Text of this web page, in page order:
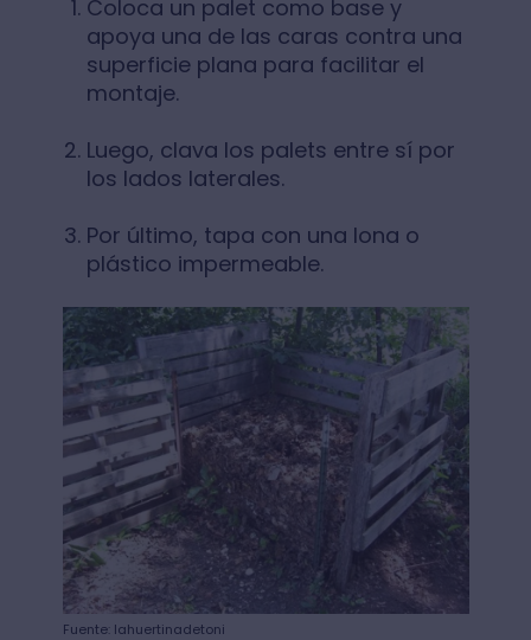
Coloca un palet como base y
apoya una de las caras contra una
superficie plana para facilitar el
montaje.
Luego, clava los palets entre sí por
los lados laterales.
Por último, tapa con una lona o
plástico impermeable.
Fuente: lahuertinadetoni